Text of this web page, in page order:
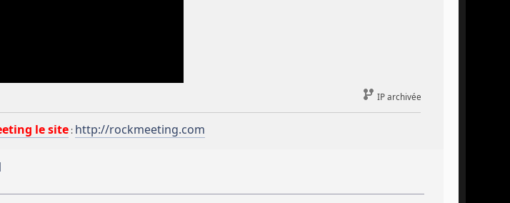
IP archivée
le site: http://rockmeeting.com